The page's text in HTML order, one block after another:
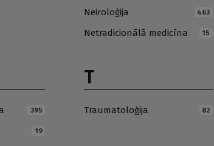
Neiroloģija 463
Netradicionālā medicīna 15
395
19
T
Traumatoloģija 82